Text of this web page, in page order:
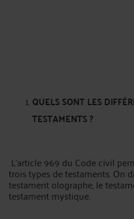
QUELS SONT LES
TESTAMENTS ?
L’article 969 du Code civil
trois types de testaments. On
testament olographe, le
testament mystique.